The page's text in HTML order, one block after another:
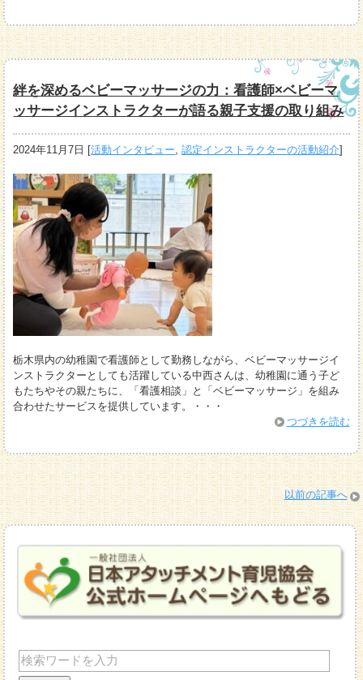
絆を深めるベビーマッサージの力：看護師×ベビーマ
ッサージインストラクターが語る親子支援の取り組み
2024年11月7日 [活動インタビュー ,認定インストラクターの活動紹介]
栃木県内の幼稚園で看護師として勤務しながら、ベビーマッサージイ
ンストラクターとしても活躍している中西さんは、幼稚園に通う子ど
もたちやその親たちに、「看護相談」と「ベビーマッサージ」を組み
合わせたサービスを提供しています。・・・
つづきを読む
以前の記事へ